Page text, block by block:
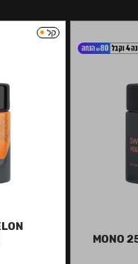
MONO
קל